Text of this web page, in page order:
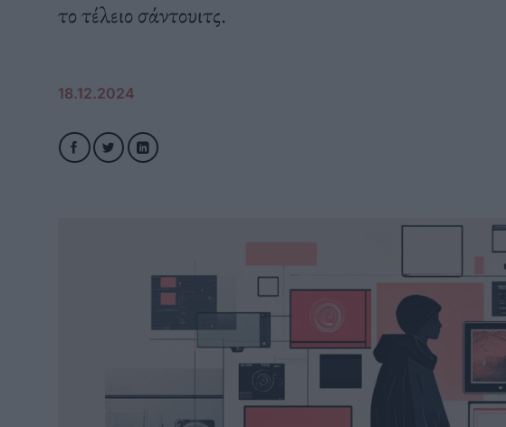
το τέλειο σάντουιτς.
18.12.2024